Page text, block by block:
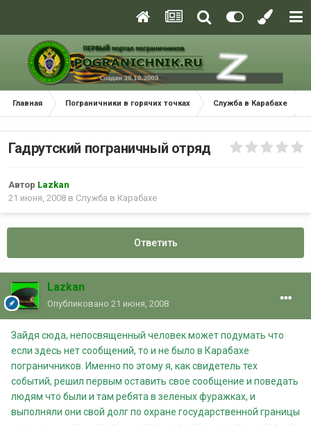
Главная Пограничники в горячих точках Служба в Карабахе
Гадрутский пограничный отряд
Автор Lazkan
21 июня, 2008 в Служба в Карабахе
Ответить
Lazkan
Опубликовано 21 июня, 2008
Зайдя сюда, непосвященный человек может подумать что
если здесь нет сообщений, то и не было в Карабахе
пограничников. Именно по этому я, как свидетель тех
событий, решил первым оставить свое сообщение и поведать
людям что были и там ребята в зеленых фуражках, и
выполняли они свой долг по охране государственной границы